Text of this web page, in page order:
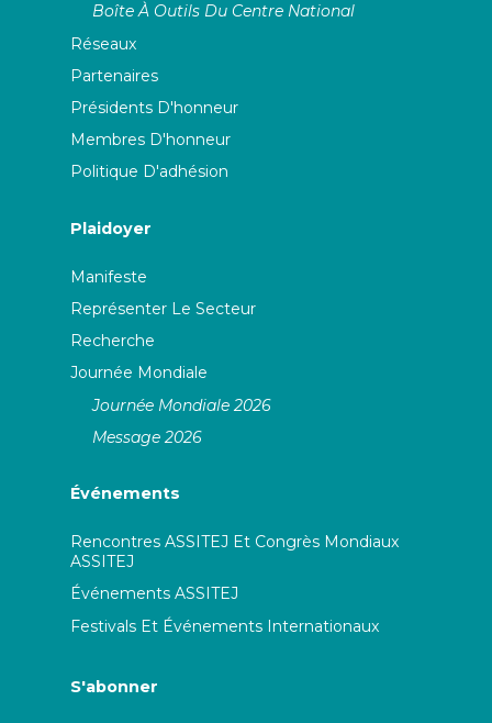
Boîte À Outils Du Centre National
Réseaux
Partenaires
Présidents D'honneur
Membres D'honneur
Politique D'adhésion
Plaidoyer
Manifeste
Représenter Le Secteur
Recherche
Journée Mondiale
Journée Mondiale 2026
Message 2026
Événements
Rencontres ASSITEJ Et Congrès Mondiaux
ASSITEJ
Événements ASSITEJ
Festivals Et Événements Internationaux
S'abonner